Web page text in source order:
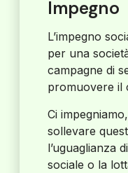
Impegno
L’impegno
per una
campagne di
promuovere il
Ci
sollevare
l’uguaglianza
sociale o la